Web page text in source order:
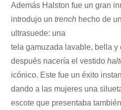
Además Halston fue un gran
introdujo untrench hecho de
ultrasuede: una
tela gamuzada lavable, bella y
después nacería el vestido
icónico. Este fue un éxito
dando a las mujeres una
escote que presentaba